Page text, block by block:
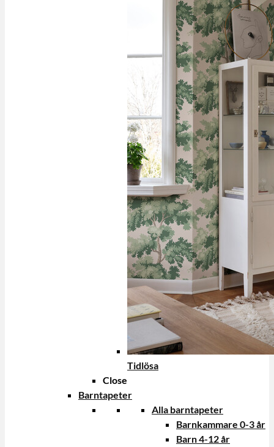
Tidlösa
Close
Barntapeter
Alla barntapeter
Barnkammare 0-3 år
Barn 4-12 år